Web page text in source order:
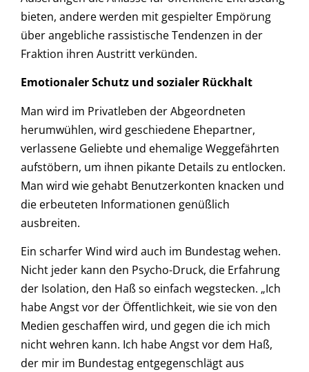
bieten, andere werden mit gespielter Empörung
über angebliche rassistische Tendenzen in der
Fraktion ihren Austritt verkünden.
Emotionaler Schutz und sozialer Rückhalt
Man wird im Privatleben der Abgeordneten
herumwühlen, wird geschiedene Ehepartner,
verlassene Geliebte und ehemalige Weggefährten
aufstöbern, um ihnen pikante Details zu entlocken.
Man wird wie gehabt Benutzerkonten knacken und
die erbeuteten Informationen genüßlich
ausbreiten.
Ein scharfer Wind wird auch im Bundestag wehen.
Nicht jeder kann den Psycho-Druck, die Erfahrung
der Isolation, den Haß so einfach wegstecken. „Ich
habe Angst vor der Öffentlichkeit, wie sie von den
Medien geschaffen wird, und gegen die ich mich
nicht wehren kann. Ich habe Angst vor dem Haß,
der mir im Bundestag entgegenschlägt aus